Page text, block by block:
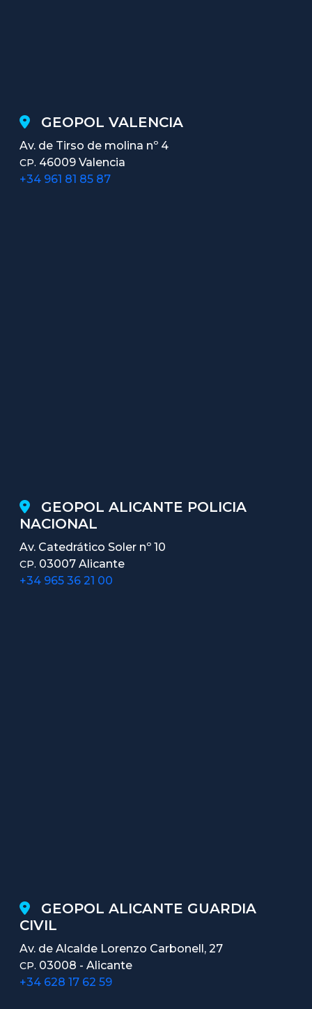
GEOPOL VALENCIA
Av. de Tirso de molina nº 4
CP. 46009 Valencia
+34 961 81 85 87
GEOPOL ALICANTE POLICIA
NACIONAL
Av. Catedrático Soler nº 10
CP. 03007 Alicante
+34 965 36 21 00
GEOPOL ALICANTE GUARDIA
CIVIL
Av. de Alcalde Lorenzo Carbonell, 27
CP. 03008 - Alicante
+34 628 17 62 59